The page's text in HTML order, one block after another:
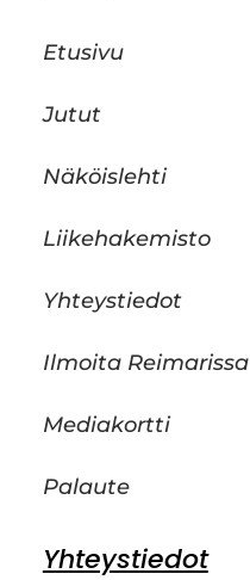
Etusivu
Jutut
Näköislehti
Liikehakemisto
Yhteystiedot
Ilmoita Reimarissa
Mediakortti
Palaute
Yhteystiedot